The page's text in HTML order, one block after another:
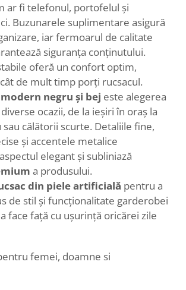
ar fi telefonul, portofelul și
Buzunarele suplimentare asigură
iar fermoarul de calitate
siguranța conținutului.
oferă un confort optim,
de mult timp porți rucsacul.
negru și bej este alegerea
ocazii, de la ieșiri în oraș la
călătorii scurte. Detaliile fine,
și accentele metalice
elegant și subliniază
a produsului.
din piele artificială pentru a
de stil și funcționalitate garderobei
face față cu ușurință oricărei zile
femei, doamne si